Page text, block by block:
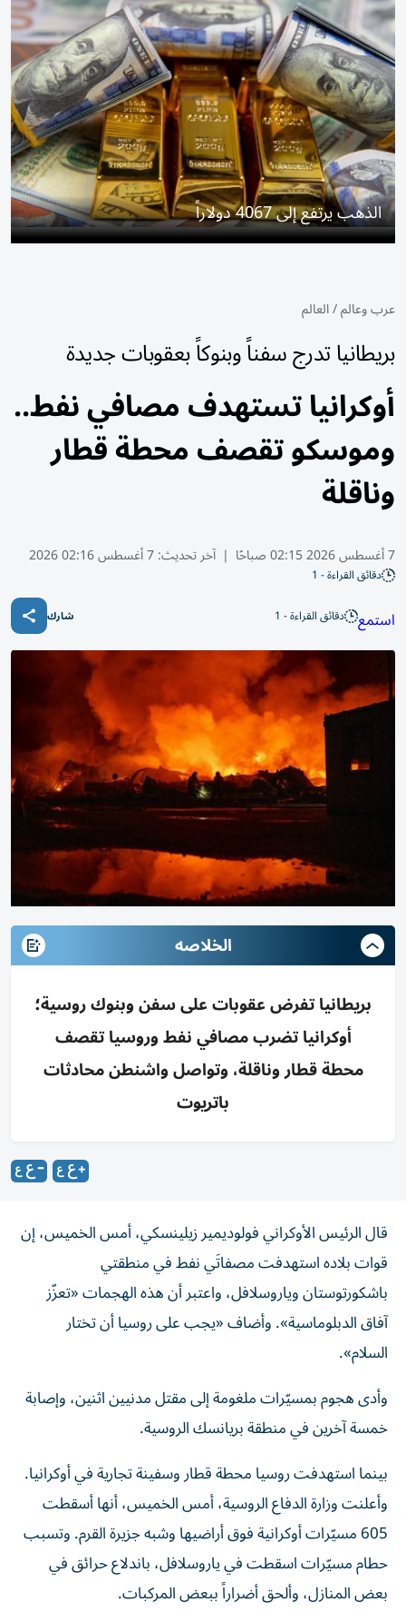
الذهب يرتفع إلى 4067 دولاراً
عرب وعالم/العالم
بريطانيا تدرج سفناً وبنوكاً بعقوبات جديدة
أوكرانيا تستهدف مصافي نفط..
وموسكو تقصف محطة قطار
وناقلة
7 أغسطس 2026 02:15 صباحًا | آخر تحديث:7 أغسطس 02:16 2026
دقائق القراءة - 1
استمع دقائق القراءة - 1 شارك
الخلاصه
بريطانيا تفرض عقوبات على سفن وبنوك روسية؛
أوكرانيا تضرب مصافي نفط وروسيا تقصف
محطة قطار وناقلة، وتواصل واشنطن محادثات
باتريوت
قال الرئيس الأوكراني فولوديمير زيلينسكي، أمس الخميس، إن
قوات بلاده استهدفت مصفاتَي نفط في منطقتي
باشكورتوستان وياروسلافل، واعتبر أن هذه الهجمات «تعزّز
آفاق الدبلوماسية». وأضاف «يجب على روسيا أن تختار
السلام».
وأدى هجوم بمسيّرات ملغومة إلى مقتل مدنيين ​اثنين، وإصابة
خمسة ‌آخرين في منطقة بريانسك ‌الروسية.
بينما استهدفت روسيا محطة قطار وسفينة تجارية في أوكرانيا.
وأعلنت وزارة الدفاع الروسية، أمس الخميس، أنها أسقطت
605 مسيّرات أوكرانية فوق أراضيها وشبه جزيرة القرم. وتسبب
حطام مسيّرات اسقطت في ياروسلافل، باندلاع حرائق في
بعض المنازل، وألحق أضراراً ببعض المركبات.